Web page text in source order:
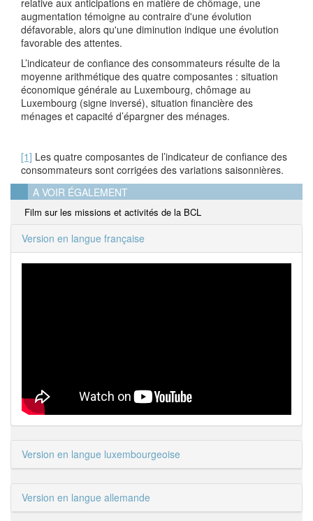
relative aux anticipations en matière de chômage, une
augmentation témoigne au contraire d'une évolution
défavorable, alors qu'une diminution indique une évolution
favorable des attentes.
L’indicateur de confiance des consommateurs résulte de la
moyenne arithmétique des quatre composantes : situation
économique générale au Luxembourg, chômage au
Luxembourg (signe inversé), situation financière des
ménages et capacité d’épargner des ménages.
[1] Les quatre composantes de l’indicateur de confiance des
consommateurs sont corrigées des variations saisonnières.
A VOIR ÉGALEMENT
Film sur les missions et activités de la BCL
Version en langue française
Version en langue luxembourgeoise
Version en langue allemande